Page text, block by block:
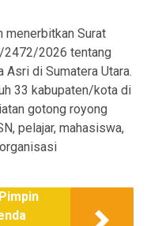
menerbitkan Surat
2472/2026 tentang
Asri di Sumatera Utara.
33 kabupaten/kota di
gotong royong
pelajar, mahasiswa,